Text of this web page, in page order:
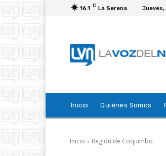
16.1 C La Serena Jueves,
Inicio Quiénes Somos
Inicio Región de Coquimbo